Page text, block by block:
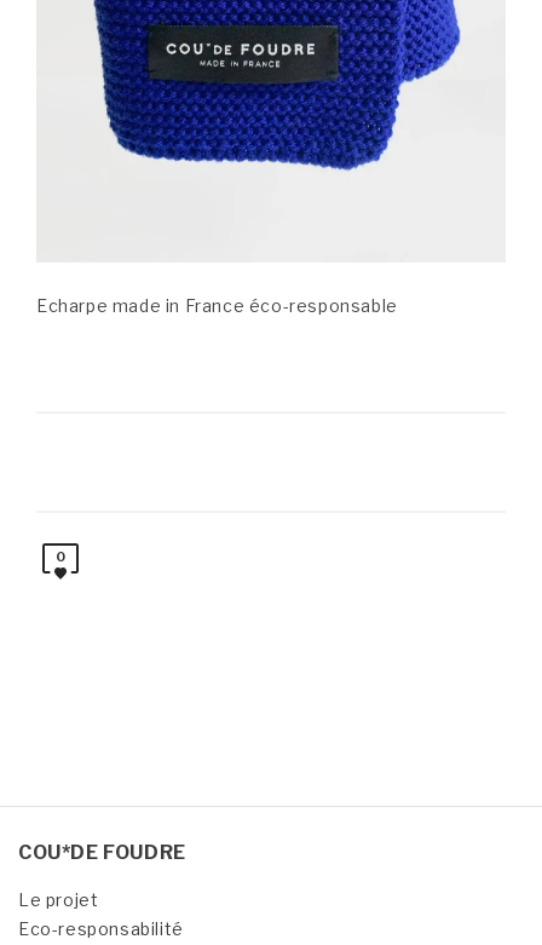
Echarpe made in France éco-responsable
0
COU*DE FOUDRE
Le projet
Eco-responsabilité